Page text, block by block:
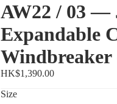
AW22 / 03 —
Expandable
Windbreaker
HK$1,390.00
Size